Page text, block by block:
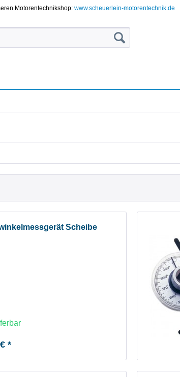
Motorentechnikshop:www.scheuerlein-motorentechnik.de
Scheibe
*